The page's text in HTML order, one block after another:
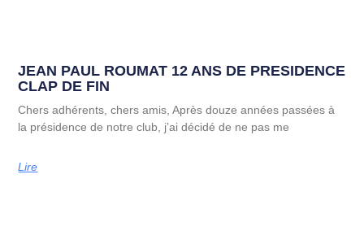
JEAN PAUL ROUMAT 12 ANS DE PRESIDENCE
CLAP DE FIN
Chers adhérents, chers amis, Après douze années passées à
la présidence de notre club, j’ai décidé de ne pas me
Lire